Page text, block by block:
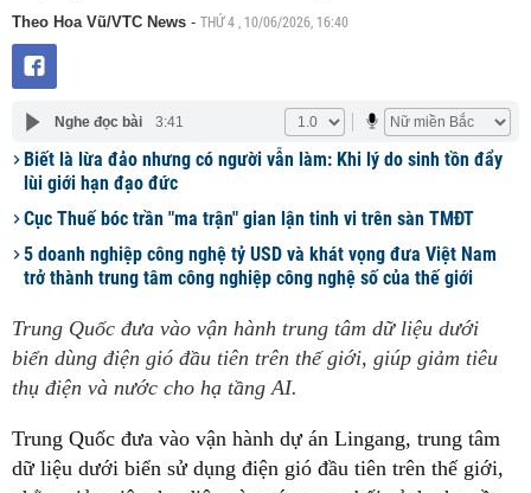
Theo Hoa Vũ/VTC News - THỨ 4 , 10/06/2026, 16:40
Nghe đọc bài 3:41
Biết là lừa đảo nhưng có người vẫn làm: Khi lý do sinh tồn đẩy
lùi giới hạn đạo đức
Cục Thuế bóc trần "ma trận" gian lận tinh vi trên sàn TMĐT
5 doanh nghiệp công nghệ tỷ USD và khát vọng đưa Việt Nam
trở thành trung tâm công nghiệp công nghệ số của thế giới
Trung Quốc đưa vào vận hành trung tâm dữ liệu dưới
biển dùng điện gió đầu tiên trên thế giới, giúp giảm tiêu
thụ điện và nước cho hạ tầng AI.
Trung Quốc đưa vào vận hành dự án Lingang, trung tâm
dữ liệu dưới biển sử dụng điện gió đầu tiên trên thế giới,